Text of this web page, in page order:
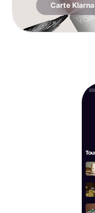
Carte Klarna